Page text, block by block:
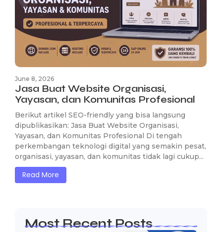
June 8, 2026
Jasa Buat Website Organisasi,
Yayasan, dan Komunitas Profesional
Berikut artikel SEO-friendly yang bisa langsung
dipublikasikan: Jasa Buat Website Organisasi,
Yayasan, dan Komunitas Profesional Di tengah
perkembangan teknologi digital yang semakin pesat,
organisasi, yayasan, dan komunitas tidak lagi cukup...
Read More
Most Recent Posts